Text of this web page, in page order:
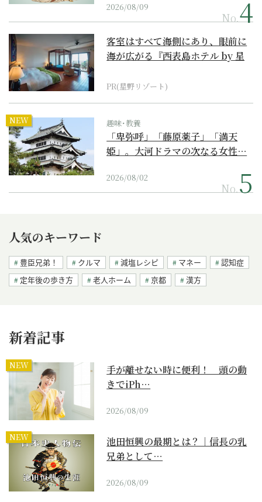
2026/08/09
No.
客室はすべて海側にあり、眼前に
海が広がる『西表島ホテル by 星
PR(星野リゾート)
NEW 趣味･教養
「卑弥呼」「藤原薬子」「満天
姫」。大河ドラマの次なる女性…
2026/08/02
No.
人気のキーワード
豊臣兄弟！ クルマ 減塩レシピ マネー
認知症
定年後の歩き方
老人ホーム 京都 漢方
新着記事
NEW
手が離せない時に便利！ 頭の動
きでiPh…
2026/08/09
NEW
池田恒興の最期とは？｜信長の乳
兄弟として…
2026/08/09